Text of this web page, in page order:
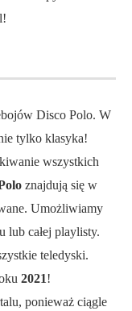
Disco Polo. W
tylko klasyka!
wszystkich
znajdują się w
Umożliwiamy
lub całej playlisty.
teledyski.
2021!
ponieważ ciągle